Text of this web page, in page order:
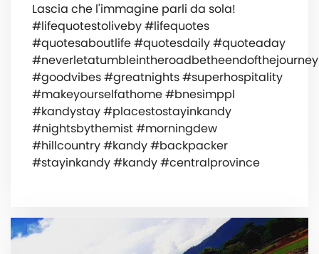
Lascia che l'immagine parli da sola!
#lifequotestoliveby #lifequotes
#quotesaboutlife #quotesdaily #quoteaday
#neverletatumbleintheroadbetheendofthejourney
#goodvibes #greatnights #superhospitality
#makeyourselfathome #bnesimppl
#kandystay #placestostayinkandy
#nightsbythemist #morningdew
#hillcountry #kandy #backpacker
#stayinkandy #kandy #centralprovince